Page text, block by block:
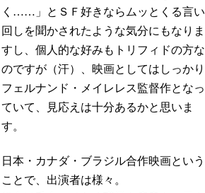
く……」とＳＦ好きならムッとくる言い
回しを聞かされたような気分にもなりま
すし、個人的な好みもトリフィドの方な
のですが（汗）、映画としてはしっかり
フェルナンド・メイレレス監督作となっ
ていて、見応えは十分あるかと思いま
す。
日本・カナダ・ブラジル合作映画という
ことで、出演者は様々。